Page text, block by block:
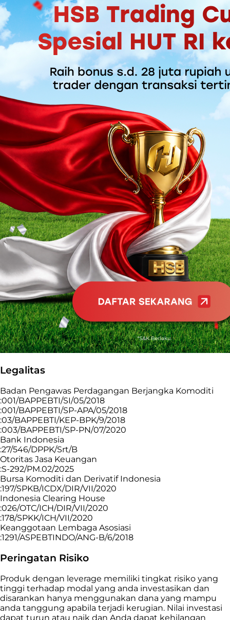
Legalitas
Badan Pengawas Perdagangan Berjangka Komoditi
:001/BAPPEBTI/SI/05/2018
:001/BAPPEBTI/SP-APA/05/2018
:03/BAPPEBTI/KEP-BPK/9/2018
:003/BAPPEBTI/SP-PN/07/2020
Bank Indonesia
:27/546/DPPK/Srt/B
Otoritas Jasa Keuangan
:S-292/PM.02/2025
Bursa Komoditi dan Derivatif Indonesia
:197/SPKB/ICDX/DIR/VII/2020
Indonesia Clearing House
:026/OTC/ICH/DIR/VII/2020
:178/SPKK/ICH/VII/2020
Keanggotaan Lembaga Asosiasi
:1291/ASPEBTINDO/ANG-B/6/2018
Peringatan Risiko
Produk dengan leverage memiliki tingkat risiko yang
tinggi terhadap modal yang anda investasikan dan
disarankan hanya menggunakan dana yang mampu
anda tanggung apabila terjadi kerugian. Nilai investasi
dapat turun atau naik dan Anda dapat kehilangan